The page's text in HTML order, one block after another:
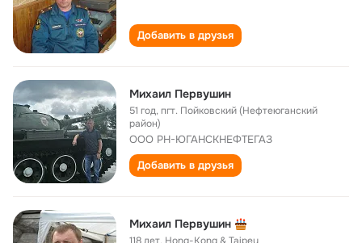
Добавить в друзья
Михаил Первушин
51 год,пгт. Пойковский (Нефтеюганский
район)
ООО РН-ЮГАНСКНЕФТЕГАЗ
Добавить в друзья
Михаил Первушин